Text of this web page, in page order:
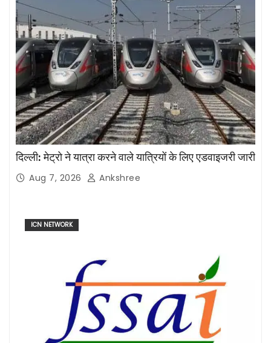
दिल्ली: मेट्रो ने यात्रा करने वाले यात्रियों के लिए एडवाइजरी जारी
Aug 7, 2026 Ankshree
ICN NETWORK